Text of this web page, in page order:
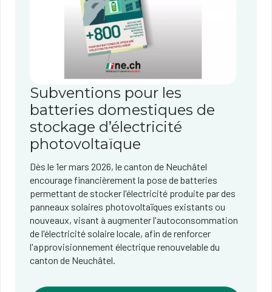
Subventions pour les
batteries domestiques de
stockage d’électricité
photovoltaïque
Dès le 1er mars 2026, le canton de Neuchâtel
encourage financièrement la pose de batteries
permettant de stocker l'électricité produite par des
panneaux solaires photovoltaïques existants ou
nouveaux, visant à augmenter l'autoconsommation
de l'électricité solaire locale, afin de renforcer
l'approvisionnement électrique renouvelable du
canton de Neuchâtel.